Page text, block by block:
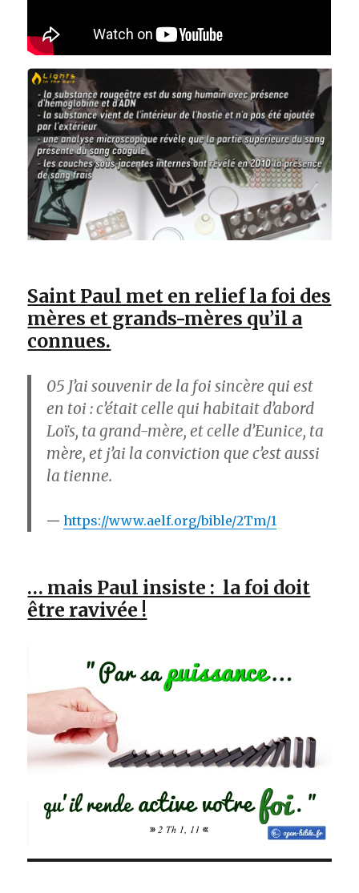
Saint Paul met en relief la foi des
mères et grands-mères qu’il a
connues.
05 J’ai souvenir de la foi sincère qui est
en toi : c’était celle qui habitait d’abord
Loïs, ta grand-mère, et celle d’Eunice, ta
mère, et j’ai la conviction que c’est aussi
la tienne.
https://www.aelf.org/bible/2Tm/1
… mais Paul insiste : la foi doit
être ravivée !